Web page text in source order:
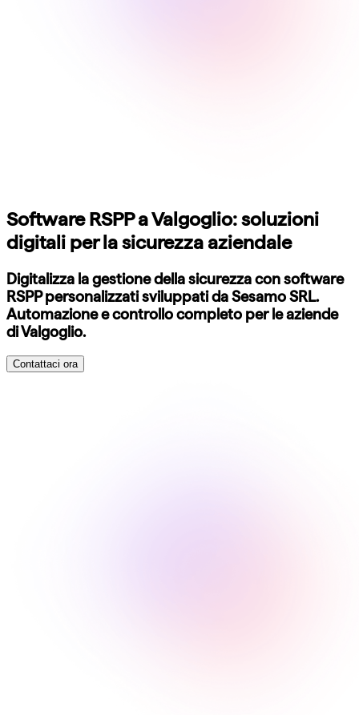
Software RSPP a Valgoglio: soluzioni
digitali per la sicurezza aziendale
Digitalizza la gestione della sicurezza con software
RSPP personalizzati sviluppati da Sesamo SRL.
Automazione e controllo completo per le aziende
di Valgoglio.
Contattaci ora